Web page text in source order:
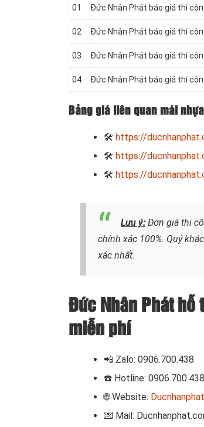
01 Đức Nhân Phát báo giá thi
02 Đức Nhân Phát báo giá thi
03 Đức Nhân Phát báo giá thi
04 Đức Nhân Phát báo giá thi
Bảng giá liên quan mái
🛠 https://
🛠 https://
🛠 https://
Lưu ý: Đơn giá thi
chính xác 100%. Quý
xác nhất.
Đức Nhân Phát hỗ
miễn phí
📲 Zalo: 0906.700.438
☎️ Hotline: 0906.700.438
🌐 Website:
💌 Mail: